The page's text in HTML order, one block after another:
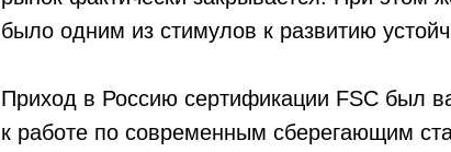
было одним из стимулов к развитию
Приход в Россию сертификации FSC был
к работе по современным сберегающим